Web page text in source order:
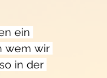
ein
wem wir
in der